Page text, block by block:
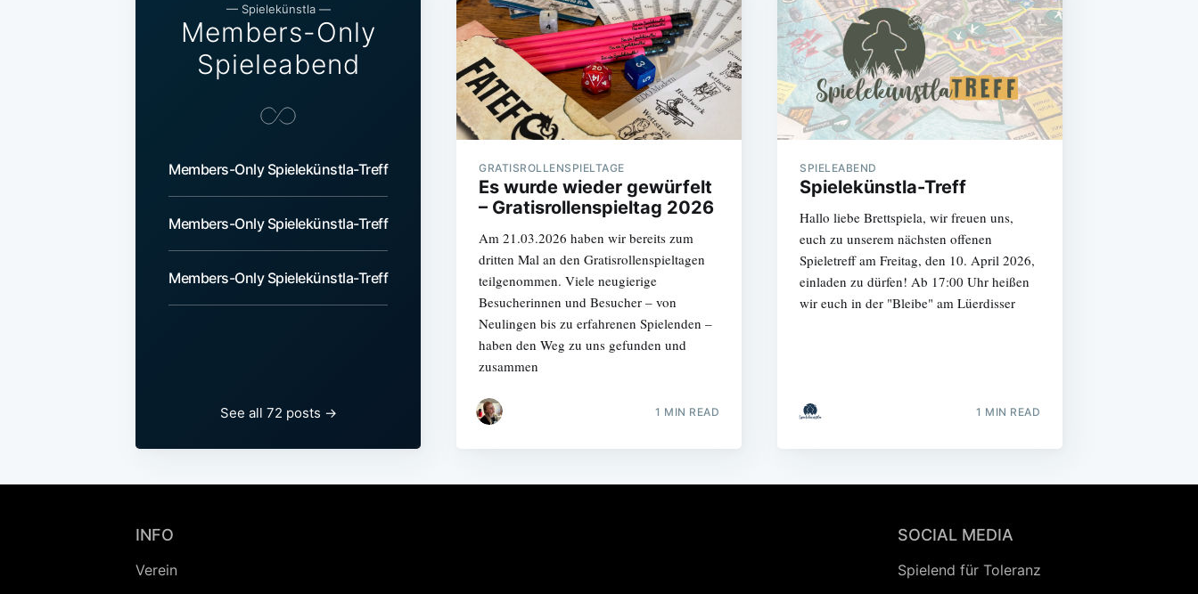
— Spielekünstla—
Members-Only
Spieleabend
Members-Only Spielekünstla-Treff
Members-Only Spielekünstla-Treff
Members-Only Spielekünstla-Treff
See all 72 posts →
GRATISROLLENSPIELTAGE
Es wurde wieder gewürfelt
– Gratisrollenspieltag 2026
Am 21.03.2026 haben wir bereits zum
dritten Mal an den Gratisrollenspieltagen
teilgenommen. Viele neugierige
Besucherinnen und Besucher – von
Neulingen bis zu erfahrenen Spielenden –
haben den Weg zu uns gefunden und
zusammen
1 MIN READ
SPIELEABEND
Spielekünstla-Treff
Hallo liebe Brettspiela, wir freuen uns,
euch zu unserem nächsten offenen
Spieletreff am Freitag, den 10. April 2026,
einladen zu dürfen! Ab 17:00 Uhr heißen
wir euch in der "Bleibe" am Lüerdisser
1 MIN READ
INFO
Verein
SOCIAL MEDIA
Spielend für Toleranz